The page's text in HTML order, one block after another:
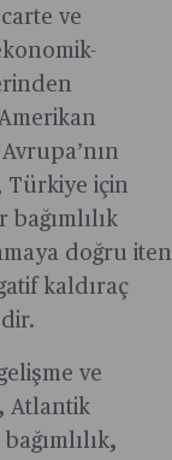
ve
Türkiye için
bağımlılık
doğru iten
kaldıraç
ve
Atlantik